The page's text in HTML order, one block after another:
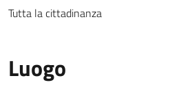
Tutta la cittadinanza
Luogo